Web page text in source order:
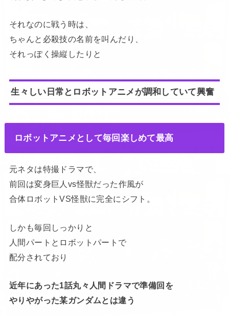
それなのに戦う時は、
ちゃんと必殺技の名前を叫んだり、
それっぽく操縦したりと
生々しい日常とロボットアニメが調和していて興奮
ロボットアニメとして毎回楽しめて最高
元ネタは特撮ドラマで、
前回は変身巨人vs怪獣だった作風が
合体ロボットVS怪獣に完全にシフト。
しかも毎回しっかりと
人間パートとロボットパートで
配分されており
近年にあった1話丸々人間ドラマで準備回を
やりやがった某ガンダムとは違う